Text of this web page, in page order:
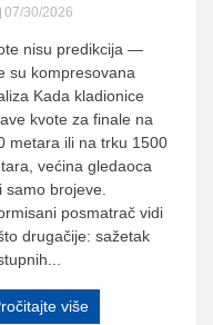
07/30/2026
nisu predikcija —
su kompresovana
Kada kladionice
kvote za finale na
metara ili na trku 1500
većina gledaoca
samo brojeve.
posmatrač vidi
drugačije: sažetak
više